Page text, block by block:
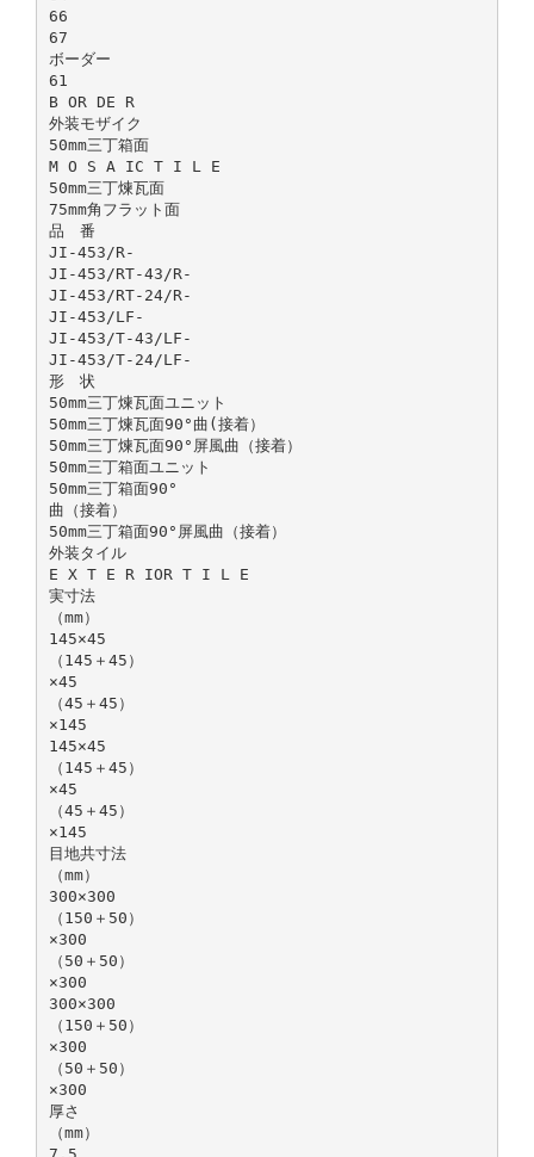
66
67
ボーダー
61
B OR DE R
外装モザイク
50mm三丁箱面
M O S A IC T I L E
50mm三丁煉瓦面
75mm角フラット面
品 番
JI-453/R-
JI-453/RT-43/R-
JI-453/RT-24/R-
JI-453/LF-
JI-453/T-43/LF-
JI-453/T-24/LF-
形 状
50mm三丁煉瓦面ユニット
50mm三丁煉瓦面90°曲(接着）
50mm三丁煉瓦面90°屏風曲（接着）
50mm三丁箱面ユニット
50mm三丁箱面90°
曲（接着）
50mm三丁箱面90°屏風曲（接着）
外装タイル
E X T E R IOR T I L E
実寸法
（mm）
145×45
（145＋45）
×45
（45＋45）
×145
145×45
（145＋45）
×45
（45＋45）
×145
目地共寸法
（mm）
300×300
（150＋50）
×300
（50＋50）
×300
300×300
（150＋50）
×300
（50＋50）
×300
厚さ
（mm）
7.5